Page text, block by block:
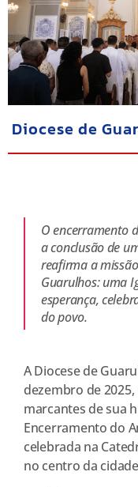
Diocese de
O encerramento
a conclusão de
reafirma a
Guarulhos: uma
esperança,
do povo.
A Diocese de
dezembro de
marcantes de sua
Encerramento do
celebrada na
no centro da